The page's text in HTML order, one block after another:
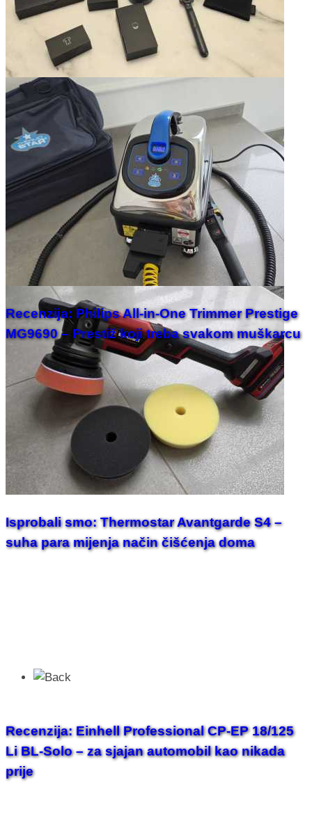
Recenzija: Philips All-in-One Trimmer Prestige
MG9690 – Prestiž koji treba svakom muškarcu
Isprobali smo: Thermostar Avantgarde S4 –
suha para mijenja način čišćenja doma
Recenzija: Einhell Professional CP-EP 18/125
Li BL-Solo – za sjajan automobil kao nikada
prije